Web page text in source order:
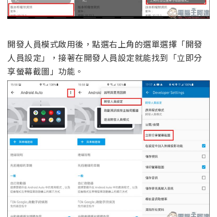
開發人員模式啟用後，點選右上角的選單選擇「開發
人員設定」，接著在開發人員設定就能找到「立即分
享螢幕截圖」功能。